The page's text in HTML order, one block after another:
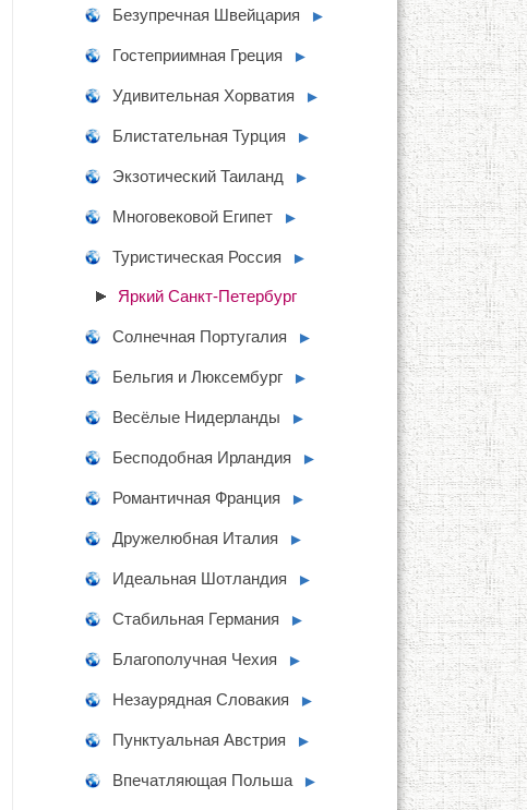
Безупречная Швейцария ►
Гостеприимная Греция ►
Удивительная Хорватия ►
Блистательная Турция ►
Экзотический Таиланд ►
Многовековой Египет ►
Туристическая Россия ►
Яркий Санкт-Петербург
Солнечная Португалия ►
Бельгия и Люксембург ►
Весёлые Нидерланды ►
Бесподобная Ирландия ►
Романтичная Франция ►
Дружелюбная Италия ►
Идеальная Шотландия ►
Стабильная Германия ►
Благополучная Чехия ►
Незаурядная Словакия ►
Пунктуальная Австрия ►
Впечатляющая Польша ►